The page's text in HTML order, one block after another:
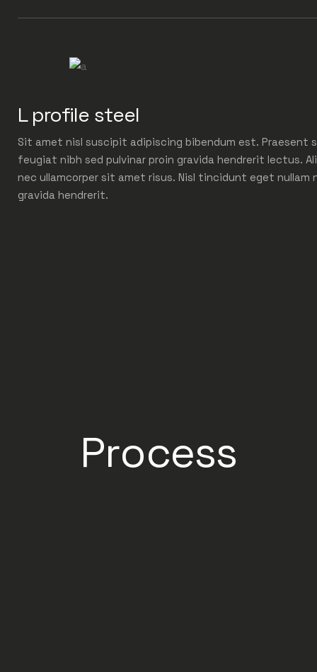
L profile steel
Sit amet nisl suscipit adipiscing bibendum est. Praesent
feugiat nibh sed pulvinar proin gravida hendrerit lectus.
nec ullamcorper sit amet risus. Nisl tincidunt eget nullam
gravida hendrerit.
Process